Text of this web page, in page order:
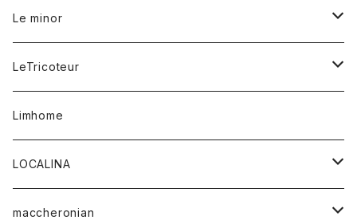
リング
バンダナ
タンクトップ
Tシャツ
カーディガン
シャツ
ワンピース
Tシャツ
レディース
コート
シャツ
Le minor
ボトム
スカート
パンツ
レディース
アウター
カットソー
トップス
シャツ
LeTricoteur
カーディガン
Limhome
LOCALINA
ロングスリーブテーシャツ
maccheronian